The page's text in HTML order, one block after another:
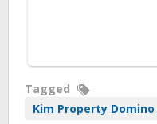
Tagged
Kim Property